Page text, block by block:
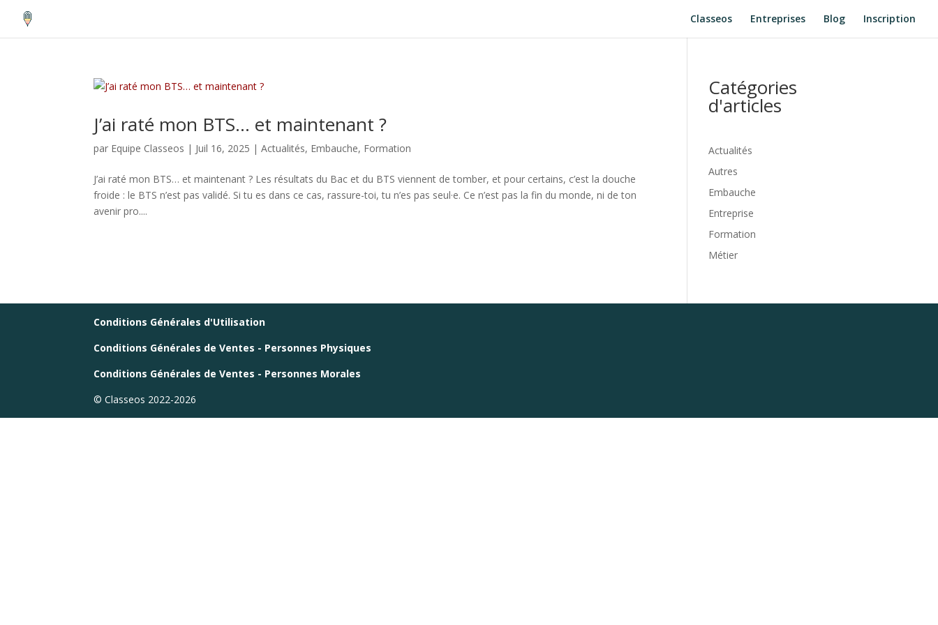
Classeos Entreprises Blog Inscription
J’ai raté mon BTS… et maintenant ?
par Equipe Classeos | Juil 16, 2025 |Actualités, Embauche, Formation
J’ai raté mon BTS… et maintenant ? Les résultats du Bac et du BTS viennent de tomber, et pour certains, c’est la douche
froide : le BTS n’est pas validé. Si tu es dans ce cas, rassure-toi, tu n’es pas seul·e. Ce n’est pas la fin du monde, ni de ton
avenir pro....
Catégories
d'articles
Actualités
Autres
Embauche
Entreprise
Formation
Métier
Conditions Générales d'Utilisation
Conditions Générales de Ventes - Personnes Physiques
Conditions Générales de Ventes - Personnes Morales
© Classeos 2022-2026